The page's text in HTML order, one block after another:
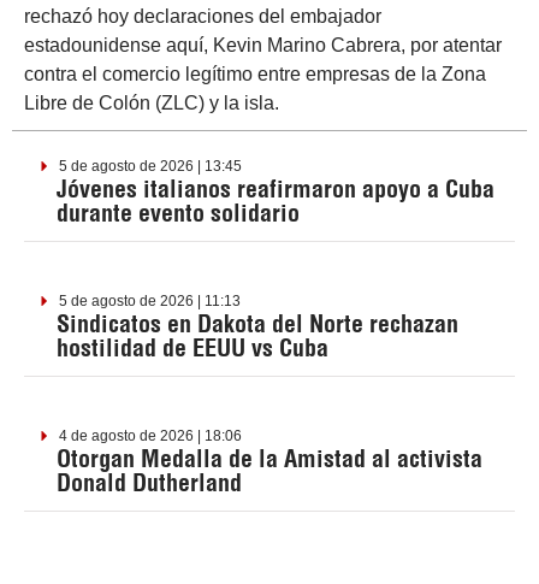
rechazó hoy declaraciones del embajador
estadounidense aquí, Kevin Marino Cabrera, por atentar
contra el comercio legítimo entre empresas de la Zona
Libre de Colón (ZLC) y la isla.
5 de agosto de 2026 | 13:45
Jóvenes italianos reafirmaron apoyo a Cuba
durante evento solidario
5 de agosto de 2026 | 11:13
Sindicatos en Dakota del Norte rechazan
hostilidad de EEUU vs Cuba
4 de agosto de 2026 | 18:06
Otorgan Medalla de la Amistad al activista
Donald Dutherland